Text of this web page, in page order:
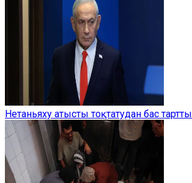
Нетаньяху атысты тоқтатудан бас тартты